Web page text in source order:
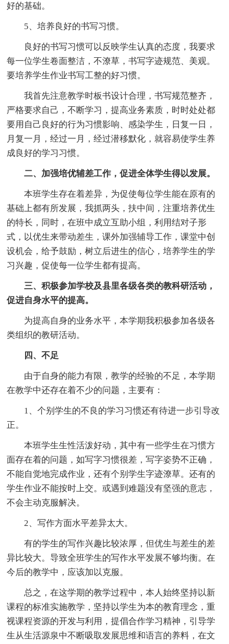
好的基础。
5、培养良好的书写习惯。
良好的书写习惯可以反映学生认真的态度，我要求
每一位学生卷面整洁，不潦草，书写字迹规范、美观。
要培养学生作业书写工整的好习惯。
我首先注意教学时板书设计合理，书写规范整齐，
严格要求自己，不断学习，提高业务素质，时时处处都
要用自己良好的行为习惯影响、感染学生，日复一日，
月复一月，经过一月，经过潜移默化，就容易使学生养
成良好的学习习惯。
二、加强培优辅差工作，促进全体学生得以发展。
本班学生存在着差异，为促使每位学生能在原有的
基础上都有所发展，我抓两头，扶中间，注重培养优生
的特长，同时，在班中成立互助小组，利用结对子形
式，以优生来带动差生，课外加强辅导工作，课堂中创
设机会，给予鼓励，树立后进生的信心，培养学生的学
习兴趣，促使每一位学生都有提高。
三、积极参加学校及县里各级各类的教科研活动，
促进自身水平的提高。
为提高自身的业务水平，本学期我积极参加各级各
类组织的教研活动。
四、不足
由于自身的能力有限，教学的经验的不足，本学期
在教学中还存在着不少的问题，主要有：
1、个别学生的不良的学习习惯还有待进一步引导改
正。
本班学生生性活泼好动，其中有一些学生在习惯方
面存在着的问题，如写字习惯很差，写字姿势不正确，
不能自觉地完成作业，还有个别学生字迹潦草。还有的
学生作业不能按时上交。或遇到难题没有坚强的意志，
不会主动克服解决。
2、写作方面水平差异太大。
有的学生的写作兴趣比较浓厚，但优生与差生的差
异比较大。导致全班学生的写作水平发展不够均衡。在
今后的教学中，应该加以克服。
总之，在这学期的教学过程中，本人始终坚持以新
课程的标准实施教学，坚持以学生为本的教育理念，重
视课程资源的开发与利用，提倡合作学习精神，引导学
生从生活源泉中不断吸取发展思维和语言的养料，在文